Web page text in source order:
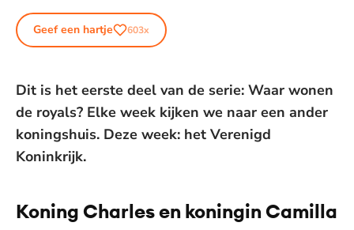
Geef een hartje 603x
Dit is het eerste deel van de serie: Waar wonen
de royals? Elke week kijken we naar een ander
koningshuis. Deze week: het Verenigd
Koninkrijk.
Koning Charles en koningin Camilla